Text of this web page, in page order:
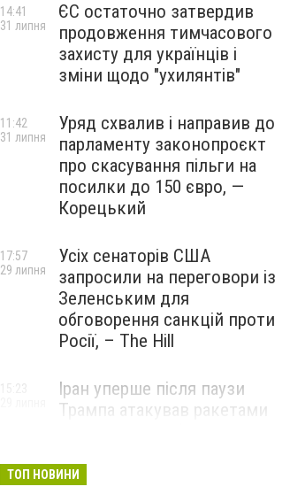
ЄС остаточно затвердив
продовження тимчасового
захисту для українців і
зміни щодо "ухилянтів"
14:41
31 липня
Уряд схвалив і направив до
парламенту законопроєкт
про скасування пільги на
посилки до 150 євро, —
Корецький
11:42
31 липня
Усіх сенаторів США
запросили на переговори із
Зеленським для
обговорення санкцій проти
Росії, – The Hill
17:57
29 липня
Іран уперше після паузи
Трампа атакував ракетами
15:23
ТОП НОВИНИ